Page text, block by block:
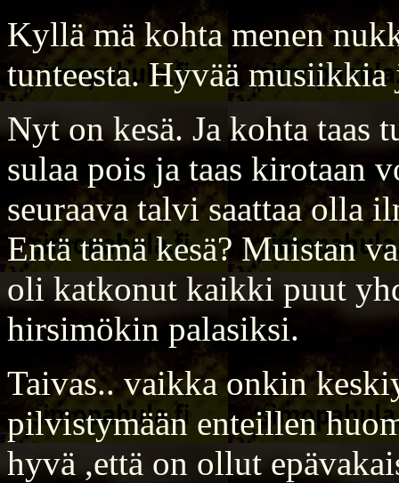
Kyllä mä kohta menen
tunteesta. Hyvää
Nyt on kesä. Ja kohta taas
sulaa pois ja taas kirotaan
seuraava talvi saattaa olla
Entä tämä kesä? Muistan
oli katkonut kaikki puut
hirsimökin palasiksi.
Taivas.. vaikka onkin
pilvistymään enteillen
hyvä ,että on ollut